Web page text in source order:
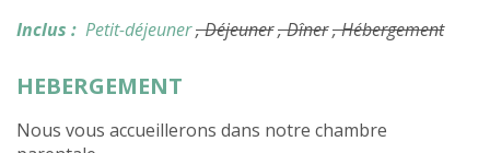
Inclus : Petit-déjeuner, Déjeuner, Dîner, Hébergement
HEBERGEMENT
Nous vous accueillerons dans notre chambre